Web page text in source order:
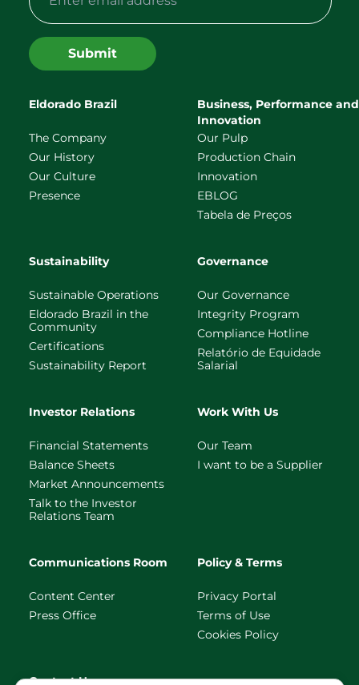
Submit
Eldorado Brazil
The Company
Our History
Our Culture
Presence
Business, Performance and
Innovation
Our Pulp
Production Chain
Innovation
EBLOG
Tabela de Preços
Sustainability
Sustainable Operations
Eldorado Brazil in the
Community
Certifications
Sustainability Report
Governance
Our Governance
Integrity Program
Compliance Hotline
Relatório de Equidade
Salarial
Investor Relations
Financial Statements
Balance Sheets
Market Announcements
Talk to the Investor
Relations Team
Work With Us
Our Team
I want to be a Supplier
Communications Room
Content Center
Press Office
Policy & Terms
Privacy Portal
Terms of Use
Cookies Policy
Contact Us